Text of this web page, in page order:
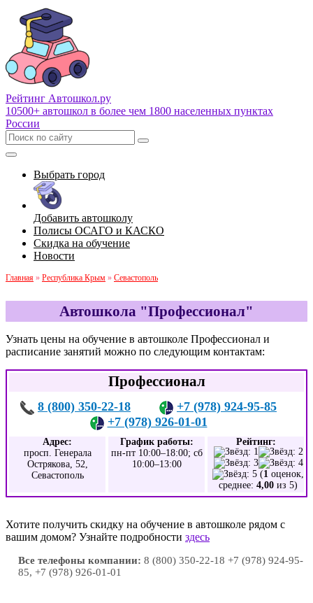
Рейтинг Автошкол.ру
10500+ автошкол в более чем 1800 населенных пунктах
России
Выбрать город
Добавить автошколу
Полисы ОСАГО и КАСКО
Скидка на обучение
Новости
Главная » Республика Крым » Севастополь
Автошкола "Профессионал"
Узнать цены на обучение в автошколе Профессионал и
расписание занятий можно по следующим контактам:
Профессионал
8 (800) 350-22-18
+7 (978) 924-95-85
+7 (978) 926-01-01
Адрес:
просп. Генерала
Острякова, 52,
Севастополь
График работы:
пн-пт 10:00–18:00; сб
10:00–13:00
Рейтинг:
(1 оценок,
среднее: 4,00 из 5)
Хотите получить скидку на обучение в автошколе рядом с
вашим домом? Узнайте подробности здесь
Все телефоны компании: 8 (800) 350-22-18 +7 (978) 924-95-
85, +7 (978) 926-01-01